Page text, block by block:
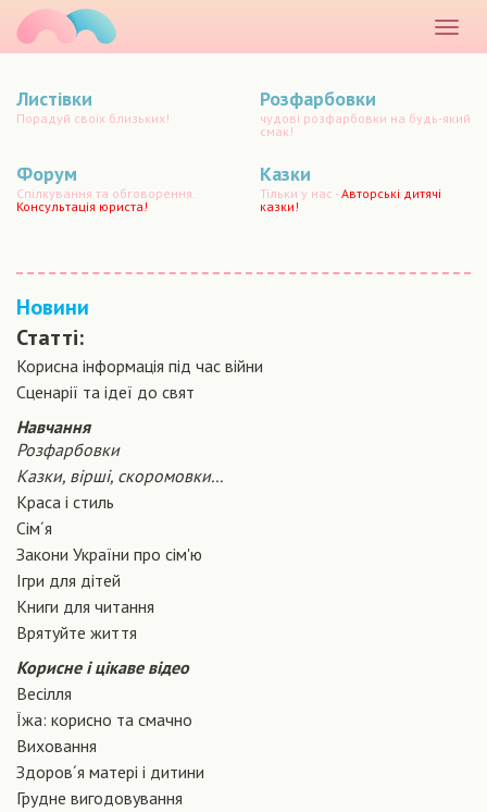
меню
Листівки
Порадуй своїх близьких!
Розфарбовки
чудові розфарбовки на будь-який
смак!
Форум
Спілкування та обговорення.
Консультація юриста!
Казки
Тільки у нас -Авторські дитячі
казки!
Новини
Статті:
Корисна інформація під час війни
Сценарiї та iдеї до свят
Навчання
Розфарбовки
Казки, вірші, скоромовки...
Краса і стиль
Сiм´я
Закони України про сiм'ю
Ігри для дітей
Книги для читання
Врятуйте життя
Корисне і цікаве відео
Весілля
Їжа: корисно та смачно
Виховання
Здоров´я матері і дитини
Грудне вигодовування